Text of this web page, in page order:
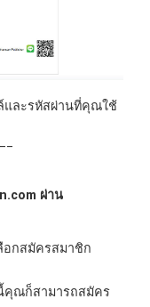
และรหัสผ่านที่คุณใช้
ผ่าน
อกสมัครสมาชิก
คุณก็สามารถสมัคร